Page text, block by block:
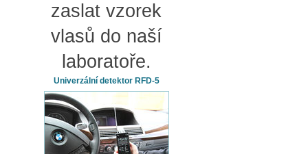
zaslat vzorek
vlasů do naší
laboratoře.
Univerzální detektor RFD-5